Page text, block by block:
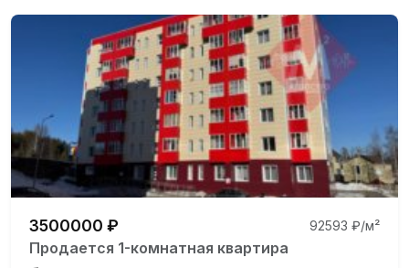
3500000 ₽ 92593 ₽/м²
Продается 1-комнатная квартира